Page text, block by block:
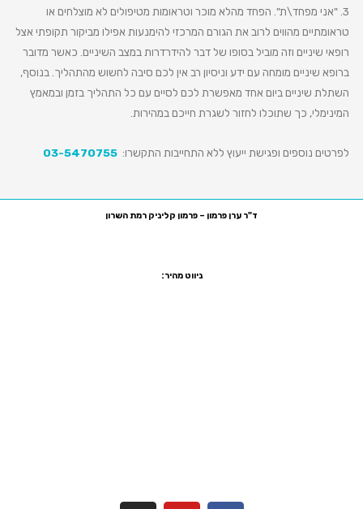
3. "אני מפחד\ת". הפחד מהלא מוכר וטראומות מטיפולים לא מוצלחים או
טראומתיים מהווים לרוב את הגורם המרכזי להימנעות אפילו מביקור תקופתי אצל
רופאי שיניים וזה מוביל בסופו של דבר להידרדרות במצב השיניים. כאשר מדובר
ברופא שיניים מומחה עם ידע וניסיון רב אין לכם סיבה לחשוש מהתהליך. בנוסף,
השתלת שיניים ביום אחד מאפשרת לכם לסיים עם כל התהליך בזמן ובמאמץ
המינימלי, כך שתוכלו לחזור לשגרת חייכם במהירות.
לפרטים נוספים ופגישת ייעוץ ללא התחייבות התקשרו:03-5470755
ד"ר ערן פרמון – פרמון קליניק רמת השרון
ניווט מהיר: